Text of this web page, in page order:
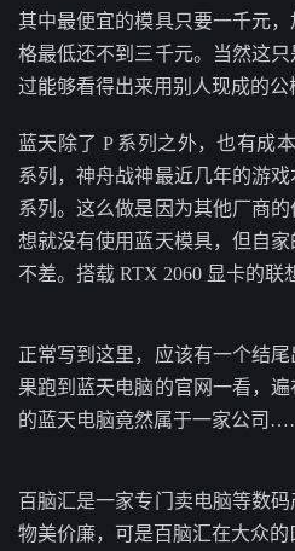
其中最便宜的模具只要一千元
格最低还不到三千元。当然这
过能够看得出来用别人现成的公
蓝天除了 P 系列之外，也有成
系列，神舟战神最近几年的游
系列。这么做是因为其他厂商
想就没有使用蓝天模具，但自
不差。搭载 RTX 2060 显卡的
正常写到这里，应该有一个结
果跑到蓝天电脑的官网一看，
的蓝天电脑竟然属于一家公司
百脑汇是一家专门卖电脑等数
物美价廉，可是百脑汇在大众的